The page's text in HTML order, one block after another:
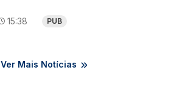
15:38 PUB
Ver Mais Notícias